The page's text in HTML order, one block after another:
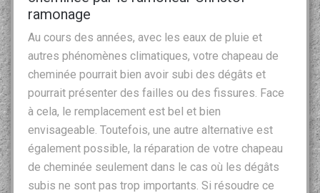
ramonage
Au cours des années, avec les eaux de pluie et
autres phénomènes climatiques, votre chapeau de
cheminée pourrait bien avoir subi des dégâts et
pourrait présenter des failles ou des fissures. Face
à cela, le remplacement est bel et bien
envisageable. Toutefois, une autre alternative est
également possible, la réparation de votre chapeau
de cheminée seulement dans le cas où les dégâts
subis ne sont pas trop importants. Si résoudre ce